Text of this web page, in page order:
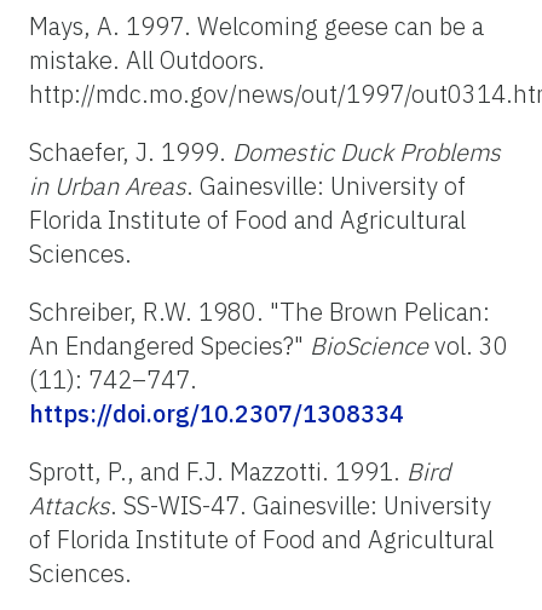
Mays, A. 1997. Welcoming geese can be a
mistake. All Outdoors.
http://mdc.mo.gov/news/out/1997/
Schaefer, J. 1999. Domestic Duck Problems
in Urban Areas. Gainesville: University of
Florida Institute of Food and Agricultural
Sciences.
Schreiber, R.W. 1980. "The Brown Pelican:
An Endangered Species?" BioSciencevol. 30
(11): 742–747.
https://doi.org/10.2307/1308334
Sprott, P., and F.J. Mazzotti. 1991. Bird
Attacks. SS-WIS-47. Gainesville: University
of Florida Institute of Food and Agricultural
Sciences.